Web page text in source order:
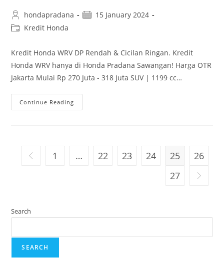
hondapradana
15 January 2024
Kredit Honda
Kredit Honda WRV DP Rendah & Cicilan Ringan. Kredit
Honda WRV hanya di Honda Pradana Sawangan! Harga OTR
Jakarta Mulai Rp 270 Juta - 318 Juta SUV | 1199 cc…
Continue Reading
1 … 22 23 24 25
26
27
Search
SEARCH